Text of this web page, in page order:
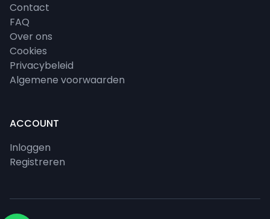
Contact
FAQ
Over ons
Cookies
Privacybeleid
Algemene voorwaarden
ACCOUNT
Inloggen
Registreren